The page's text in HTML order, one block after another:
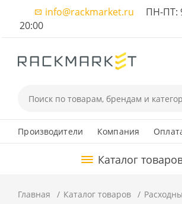
info@rackmarket.ru ПН-ПТ:
20:00
Производители Компания
Каталог
Главная Каталог товаров